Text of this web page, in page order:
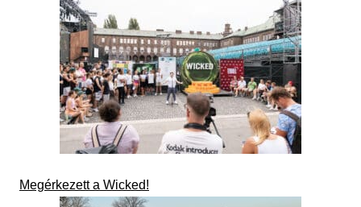
Megérkezett a Wicked!